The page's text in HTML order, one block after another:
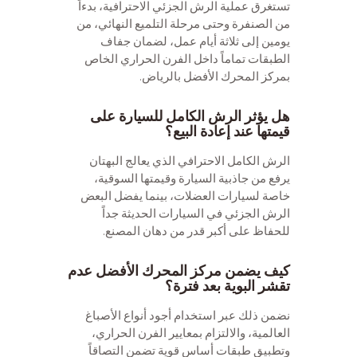
تستغرق عملية الرش الجزئي الاحترافية، بدءاً
من الصنفرة وحتى مرحلة التلميع النهائي، من
يومين إلى ثلاثة أيام عمل، لضمان جفاف
الطبقات تماماً داخل الفرن الحراري الخاص
بمركز المحرك الأفضل بالرياض.
هل يؤثر الرش الكامل للسيارة على
قيمتها عند إعادة البيع؟
الرش الكامل الاحترافي الذي يعالج البهتان
يرفع من جاذبية السيارة وقيمتها السوقية،
خاصة لسيارات العضلات، بينما يفضل البعض
الرش الجزئي في السيارات الحديثة جداً
للحفاظ على أكبر قدر من دهان المصنع.
كيف يضمن مركز المحرك الأفضل عدم
تقشر البوية بعد فترة؟
نضمن ذلك عبر استخدام أجود أنواع الأصباغ
العالمية، والالتزام بمعايير الفرن الحراري،
وتطبيق طبقات أساس قوية تضمن التصاقاً